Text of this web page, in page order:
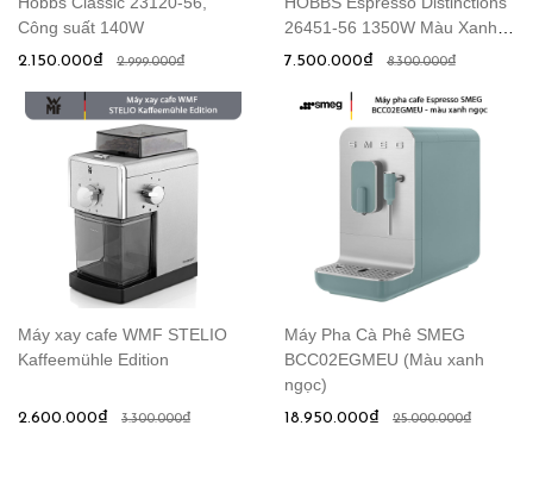
Công suất 140W
2.150.000₫ 2.999.000₫
26451-56 1350W Màu Xanh
Biển
7.500.000₫ 8.300.000₫
Máy xay cafe WMF STELIO
Kaffeemühle Edition
2.600.000₫ 3.300.000₫
Máy Pha Cà Phê SMEG
BCC02EGMEU (Màu xanh
ngọc)
18.950.000₫ 25.000.000₫